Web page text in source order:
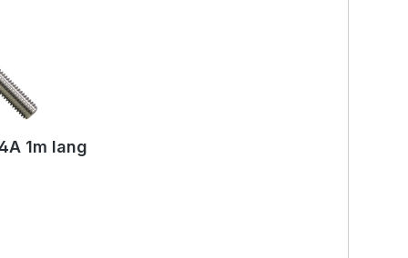
1m lang